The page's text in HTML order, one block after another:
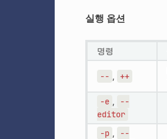
실행 옵션
명령
-- ++
-e
--
editor
-p
--